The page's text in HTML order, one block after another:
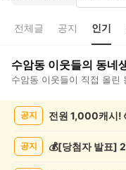
전체글 공지 인기
수암동 이웃들의 동네
수암동 이웃들이 직접 올린
공지 전원 1,000캐시!
공지